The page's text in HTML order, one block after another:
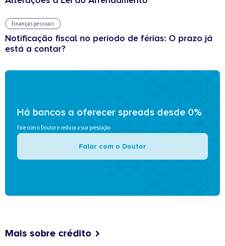
Finanças pessoais
Notificação fiscal no período de férias: O prazo já
está a contar?
Há bancos a oferecer spreads desde 0%
Fale com o Doutor e reduza a sua prestação
Falar com o Doutor
Mais sobre crédito